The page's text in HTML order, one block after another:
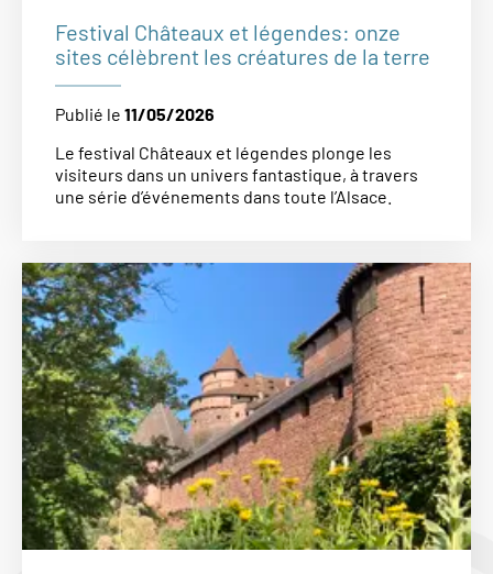
Festival Châteaux et légendes: onze
sites célèbrent les créatures de la terre
Publié le 11/05/2026
Le festival Châteaux et légendes plonge les
visiteurs dans un univers fantastique, à travers
une série d’événements dans toute l’Alsace.